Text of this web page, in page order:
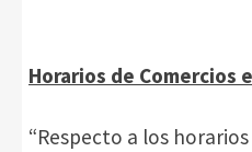
Horarios de Comercios
“Respecto a los